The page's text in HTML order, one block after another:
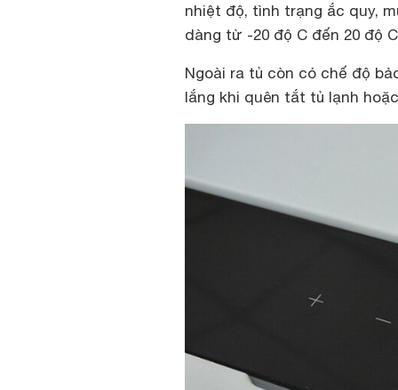
nhiệt độ, tình trạng ắc quy,
dàng từ -20 độ C đến 20 độ
Ngoài ra tủ còn có chế độ
lắng khi quên tắt tủ lạnh